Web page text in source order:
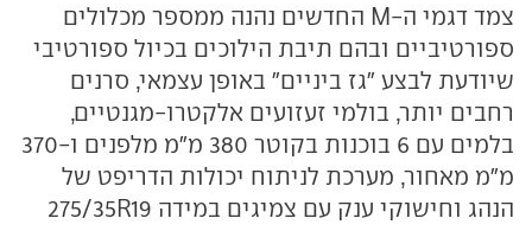
צמד דגמי ה-M החדשים נהנה ממספר מכלולים
ספורטיביים ובהם תיבת הילוכים בכיול ספורטיבי
שיודעת לבצע "גז ביניים" באופן עצמאי, סרנים
רחבים יותר, בולמי זעזועים אלקטרו-מגנטיים,
בלמים עם 6 בוכנות בקוטר 380 מ"מ מלפנים ו-370
מ"מ מאחור, מערכת לניתוח יכולות הדריפט של
הנהג וחישוקי ענק עם צמיגים במידה 275/35R19